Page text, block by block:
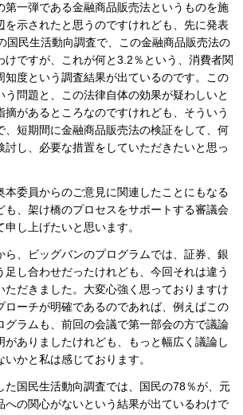
第一弾である金融商品販売法というものを施
を示されたと思うのですけれども、先に発表
国民生活動向調査で、この金融商品販売法の
けですが、これが何と3.2％という、消費者関
知度という調査結果が出ているのです。この
う問題と、この法律自体の効果が疑わしいと
摘があるところなのですけれども、そういう
、短期間に金融商品販売法の検証をして、何
討し、必要な措置をしていただきたいと思っ
本委員からのご意見に関連したことにもなる
も、架け橋のプロセスをサポートする審議会
し上げたいと思います。
ら、ビッグバンのプログラムでは、証券、銀
足し合わせだったけれども、今回それは違う
ただきました。大変心強く思っておりますけ
ローチが明確であるのであれば、例えばこの
グラムも、前回の会議で第一部会の方で議論
がありましたけれども、もっと幅広く議論し
かと私は感じております。
た国民生活動向調査では、国民の78％が、元
への関心がないという結果が出ているわけで